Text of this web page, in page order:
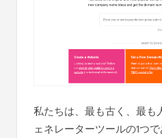
私たちは、最も古く、最も
ェネレーターツールの1つで